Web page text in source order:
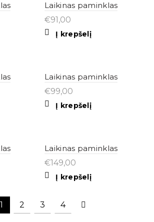
Laikinas paminklas
€91,00
Į krepšelį
Laikinas paminklas
€99,00
Į krepšelį
Laikinas paminklas
€149,00
Į krepšelį
1 2 3 4